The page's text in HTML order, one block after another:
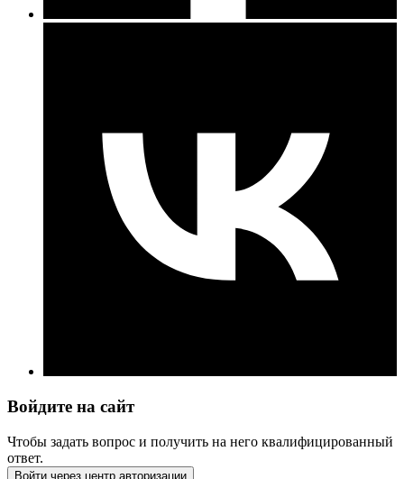
Войдите на сайт
Чтобы задать вопрос и получить на него квалифицированный
ответ.
Войти через центр авторизации